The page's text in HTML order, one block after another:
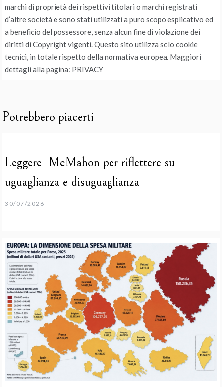
marchi di proprietà dei rispettivi titolari o marchi registrati
d’altre società e sono stati utilizzati a puro scopo esplicativo ed
a beneficio del possessore, senza alcun fine di violazione dei
diritti di Copyright vigenti. Questo sito utilizza solo cookie
tecnici, in totale rispetto della normativa europea. Maggiori
dettagli alla pagina: PRIVACY
Potrebbero piacerti
Leggere McMahon per riflettere su
uguaglianza e disuguaglianza
30/07/2026